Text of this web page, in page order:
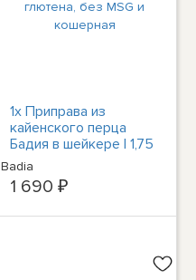
1x Приправа из
кайенского перца
Бадия в шейкере | 1,75
унции | Без глютена,
без MSG и кошерная
Badia
1 690 ₽